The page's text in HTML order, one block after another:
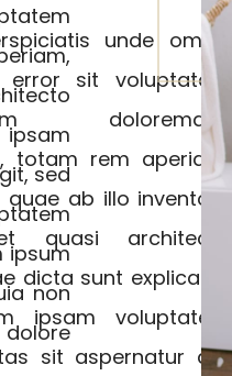
unde omnis
sit voluptatem
doloremque
totam rem aperiam,
ab illo inventore
quasi architecto
dicta sunt explicabo.
ipsam voluptatem
sit aspernatur aut
sed
ipsum
non